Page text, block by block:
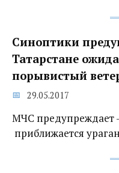
Синоптики
Татарстане
порывистый
29.05.2017
МЧС предупреждает
приближается